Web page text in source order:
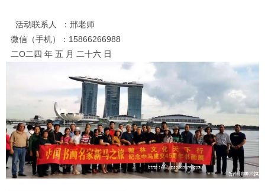
活动联系人 ：邢老师
微信（手机）：15866266988
二O二四 年 五 月 二十六 日